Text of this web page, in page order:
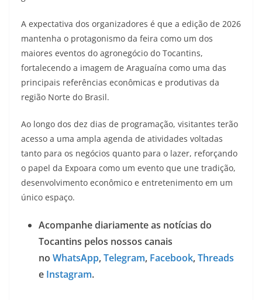
A expectativa dos organizadores é que a edição de 2026
mantenha o protagonismo da feira como um dos
maiores eventos do agronegócio do Tocantins,
fortalecendo a imagem de Araguaína como uma das
principais referências econômicas e produtivas da
região Norte do Brasil.
Ao longo dos dez dias de programação, visitantes terão
acesso a uma ampla agenda de atividades voltadas
tanto para os negócios quanto para o lazer, reforçando
o papel da Expoara como um evento que une tradição,
desenvolvimento econômico e entretenimento em um
único espaço.
Acompanhe diariamente as notícias do
Tocantins pelos nossos canais
no WhatsApp,Telegram, Facebook,Threads
e Instagram.